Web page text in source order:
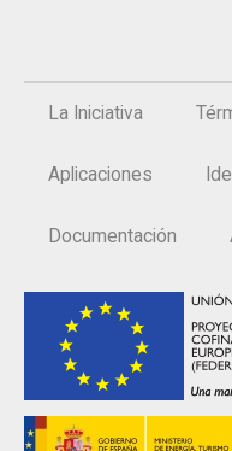
La Iniciativa
Aplicaciones
Documentación